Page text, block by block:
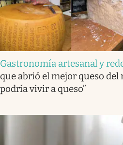
Gastronomía artesanal y
que abrió el mejor queso del
podría vivir a queso”